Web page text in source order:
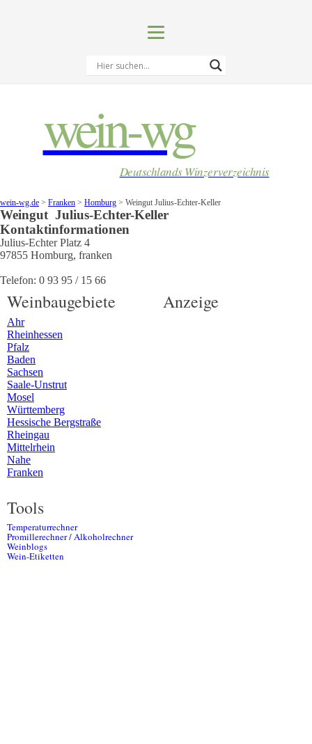
wein-wg
Deutschlands Winzerverzeichnis
wein-wg.de > Franken > Homburg > Weingut Julius-Echter-Keller
Weingut Julius-Echter-Keller
Kontaktinformationen
Julius-Echter Platz 4
97855 Homburg, franken
Telefon: 0 93 95 / 15 66
Weinbaugebiete
Ahr
Rheinhessen
Pfalz
Baden
Sachsen
Saale-Unstrut
Mosel
Württemberg
Hessische Bergstraße
Rheingau
Mittelrhein
Nahe
Franken
Tools
Temperaturrechner
Promillerechner / Alkoholrechner
Weinblogs
Wein-Etiketten
Anzeige